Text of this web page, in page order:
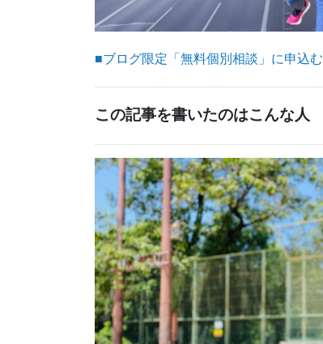
■ブログ限定「無料個別相談」に申込む
この記事を書いたのはこんな人